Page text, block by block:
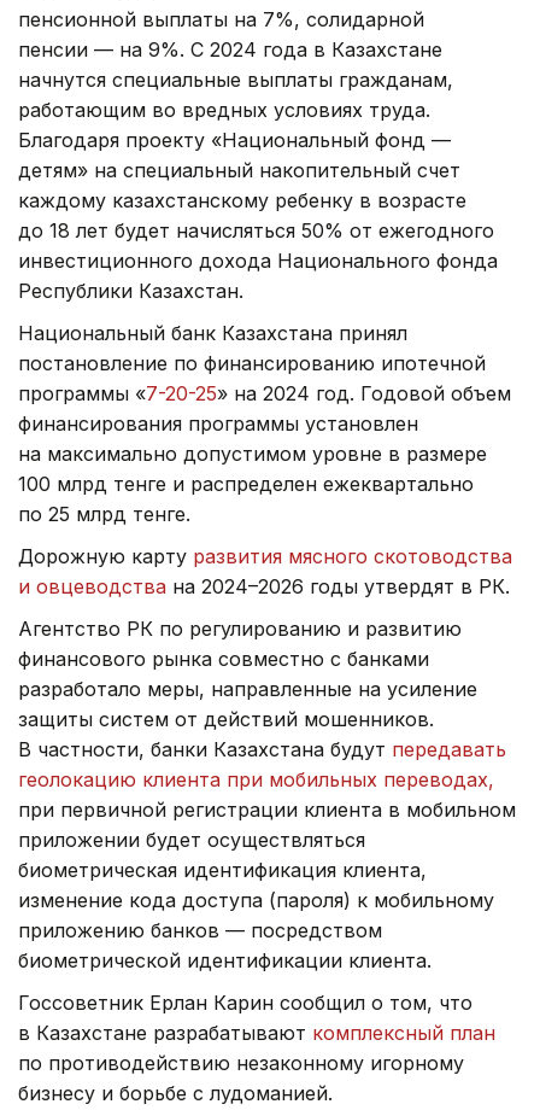
пенсионной выплаты на 7%, солидарной
пенсии — на 9%. С 2024 года в Казахстане
начнутся специальные выплаты гражданам,
работающим во вредных условиях труда.
Благодаря проекту «Национальный фонд —
детям» на специальный накопительный счет
каждому казахстанскому ребенку в возрасте
до 18 лет будет начисляться 50% от ежегодного
инвестиционного дохода Национального фонда
Республики Казахстан.
Национальный банк Казахстана принял
постановление по финансированию ипотечной
программы «7-20-25» на 2024 год. Годовой объем
финансирования программы установлен
на максимально допустимом уровне в размере
100 млрд тенге и распределен ежеквартально
по 25 млрд тенге.
Дорожную карту развития мясного скотоводства
и овцеводства на 2024–2026 годы утвердят в РК.
Агентство РК по регулированию и развитию
финансового рынка совместно с банками
разработало меры, направленные на усиление
защиты систем от действий мошенников.
В частности, банки Казахстана будут передавать
геолокацию клиента при мобильных переводах,
при первичной регистрации клиента в мобильном
приложении будет осуществляться
биометрическая идентификация клиента,
изменение кода доступа (пароля) к мобильному
приложению банков — посредством
биометрической идентификации клиента.
Госсоветник Ерлан Карин сообщил о том, что
в Казахстане разрабатывают комплексный план
по противодействию незаконному игорному
бизнесу и борьбе с лудоманией.